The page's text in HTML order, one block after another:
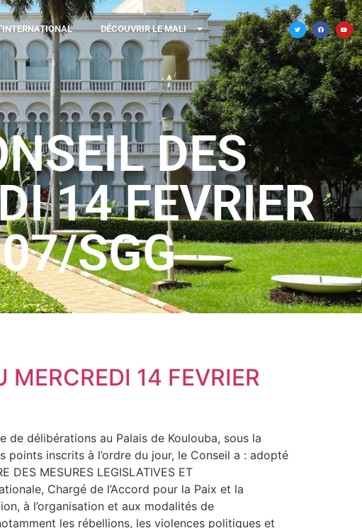
DÉCOUVRIR LE MALI
DES
14 FEVRIER
SGG
14 FEVRIER
de délibérations au Palais de Koulouba, sous la
points inscrits à l’ordre du jour, le Conseil a : adopté
MESURES LEGISLATIVES ET
Chargé de l’Accord pour la Paix et la
à l’organisation et aux modalités de
les rébellions, les violences politiques et